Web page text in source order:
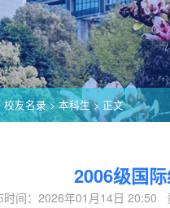
校友名录>本科生> 正文
2006级国
时间：2026年01月14日 20:50